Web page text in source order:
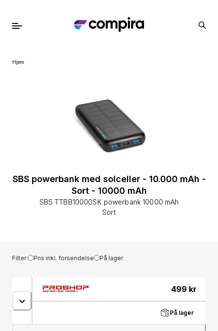
Hjem
SBS powerbank med solceller - 10.000 mAh -
Sort - 10000 mAh
SBS TTBB10000SK powerbank 10000 mAh
Sort
Filter: Pris inkl. forsendelse På lager
499 kr
På lager